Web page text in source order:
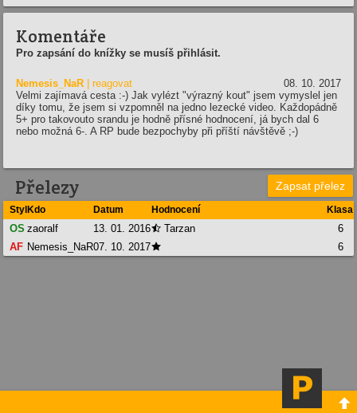
Komentáře
Pro zapsání do knížky se musíš přihlásit.
Nemesis_NaR | reagovat
08. 10. 2017
Velmi zajímavá cesta :-) Jak vylézt "výrazný kout" jsem vymyslel jen
díky tomu, že jsem si vzpomněl na jedno lezecké video. Každopádně
5+ pro takovouto srandu je hodně přísné hodnocení, já bych dal 6
nebo možná 6-. A RP bude bezpochyby při příští návštěvě ;-)
Přelezy Zapsat přelez
StylKdo Datum Hodnocení Klasa
OS zaoralf 13. 01. 2016 Tarzan
6
AF Nemesis_NaR07. 10. 2017 6
